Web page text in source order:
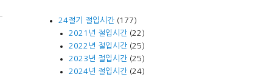
24절기 절입시간 (177)
2021년 절입시간(22)
2022년 절입시간(25)
2023년 절입시간(25)
2024년 절입시간(24)